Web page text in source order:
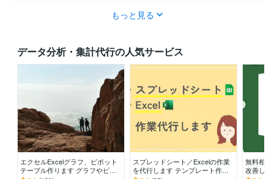
もっと見る
データ分析・集計代行の人気サービス
エクセルExcelグラフ、ピボット
テーブル作ります グラフやピボ
スプレッドシート／Excelの作業
を代行します テンプレート作
無料相
改善し